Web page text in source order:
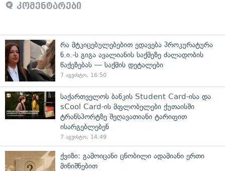
კომენტარები
რა მტკიცებულებებით ედავება პროკურატურა
ნ.ი.-ს გიგა ავალიანის საქმეზე ძალადობის
წაქეზებას — საქმის დეტალები
7 აგვისტო, 16:50
საქართველოს ბანკის Student Card-ისა და
sCool Card-ის მფლობელები ქუთაისში
ტრანსპორტზე შეღავათიანი ტარიფით
ისარგებლებენ
7 აგვისტო, 14:49
ქვიზი: გამოიცანი ცნობილი ადამიანი ერთი
მინიშნებით